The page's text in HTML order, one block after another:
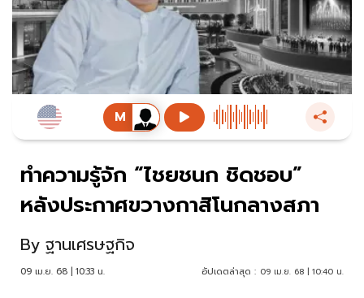
ทำความรู้จัก “ไชยชนก ชิดชอบ”
หลังประกาศขวางกาสิโนกลางสภา
By ฐานเศรษฐกิจ
09 เม.ย. 68 | 10:33 น. อัปเดตล่าสุด : 09 เม.ย. 68 | 10:40 น.